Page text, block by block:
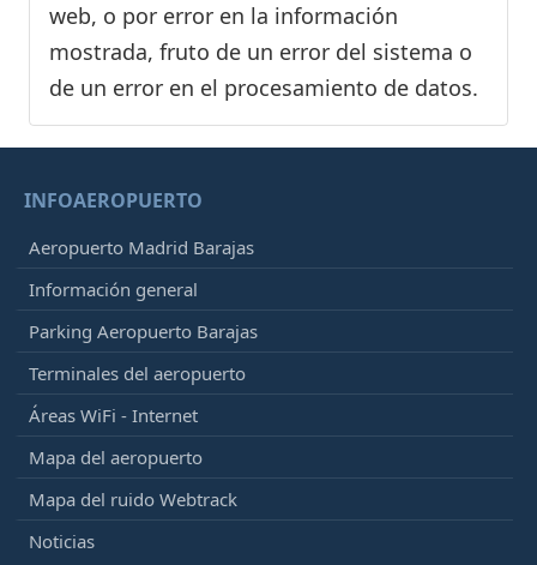
web, o por error en la información
mostrada, fruto de un error del sistema o
de un error en el procesamiento de datos.
INFOAEROPUERTO
Aeropuerto Madrid Barajas
Información general
Parking Aeropuerto Barajas
Terminales del aeropuerto
Áreas WiFi - Internet
Mapa del aeropuerto
Mapa del ruido Webtrack
Noticias